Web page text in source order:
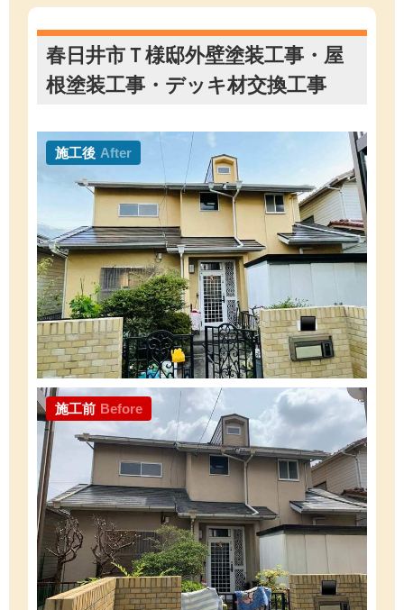
春日井市Ｔ様邸外壁塗装工事・屋
根塗装工事・デッキ材交換工事
施工後 After
施工前 Before